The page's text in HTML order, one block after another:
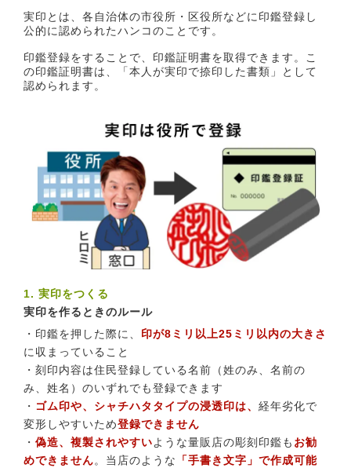
実印とは、各自治体の市役所・区役所などに印鑑登録し
公的に認められたハンコのことです。
印鑑登録をすることで、印鑑証明書を取得できます。こ
の印鑑証明書は、「本人が実印で捺印した書類」として
認められます。
1. 実印をつくる
実印を作るときのルール
・印鑑を押した際に、 印が8ミリ以上25ミリ以内の大きさ
に収まっていること
・刻印内容は住民登録している名前（姓のみ、名前の
み、姓名）のいずれでも登録できます
・ ゴム印や、シャチハタタイプの浸透印は、 経年劣化で
変形しやすいため登録できません
・ 偽造、複製されやすいような量販店の彫刻印鑑も お勧
めできません。当店のような
「手書き文字」で作成可能